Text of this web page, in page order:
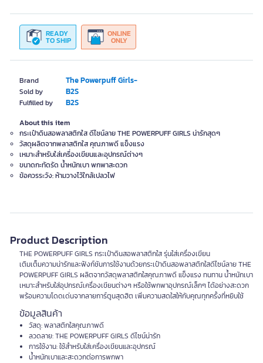
Brand The Powerpuff Girls-
Sold by B2S
Fulfilled by B2S
READY
TO SHIP
ONLINE
ONLY
About this item
กระเป๋าดินสอพลาสติกใส ดีไซน์ลาย THE POWERPUFF GIRLS น่ารักสุดๆ
วัสดุผลิตจากพลาสติกใส คุณภาพดี แข็งแรง
เหมาะสำหรับใส่เครื่องเขียนและอุปกรณ์ต่างๆ
ขนาดกะทัดรัด น้ำหนักเบา พกพาสะดวก
ข้อควรระวัง: ห้ามวางไว้ใกล้เปลวไฟ
Product Description
THE POWERPUFF GIRLS กระเป๋าดินสอพลาสติกใส รุ่นใส่เครื่องเขียน
เติมเต็มความน่ารักและฟังก์ชันการใช้งานด้วยกระเป๋าดินสอพลาสติกใสดีไซน์ลาย THE
POWERPUFF GIRLS ผลิตจากวัสดุพลาสติกใสคุณภาพดี แข็งแรง ทนทาน น้ำหนักเบา
เหมาะสำหรับใส่อุปกรณ์เครื่องเขียนต่างๆ หรือใช้พกพาอุปกรณ์เล็กๆ ได้อย่างสะดวก
พร้อมความโดดเด่นจากลายการ์ตูนสุดฮิต เพิ่มความสดใสให้กับคุณทุกครั้งที่หยิบใช้
ข้อมูลสินค้า
วัสดุ: พลาสติกใสคุณภาพดี
ลวดลาย: THE POWERPUFF GIRLS ดีไซน์น่ารัก
การใช้งาน: ใช้สำหรับใส่เครื่องเขียนและอุปกรณ์
น้ำหนักเบาและสะดวกต่อการพกพา